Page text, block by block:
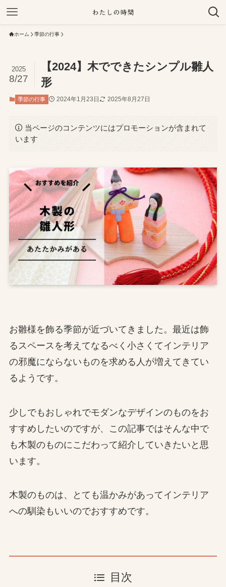
ホーム 季節の行事
【2024】木でできたシンプル雛人
形
2025
8/27
季節の行事 2024年1月23日 2025年8月27日
当ページのコンテンツにはプロモーションが含まれて
います
お雛様を飾る季節が近づいてきました。最近は飾
るスペースを考えてなるべく小さくてインテリア
の邪魔にならないものを求める人が増えてきてい
るようです。
少しでもおしゃれでモダンなデザインのものをお
すすめしたいのですが、この記事ではそんな中で
も木製のものにこだわって紹介していきたいと思
います。
木製のものは、とても温かみがあってインテリア
への馴染もいいのでおすすめです。
目次